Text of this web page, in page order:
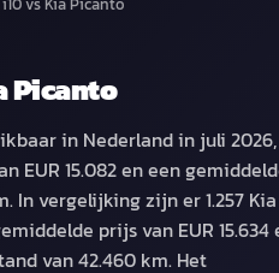
Picanto
in Nederland in juli 2026,
EUR 15.082 en een
In vergelijking zijn er 1.257 Kia
prijs van EUR 15.634
van 42.460 km. Het